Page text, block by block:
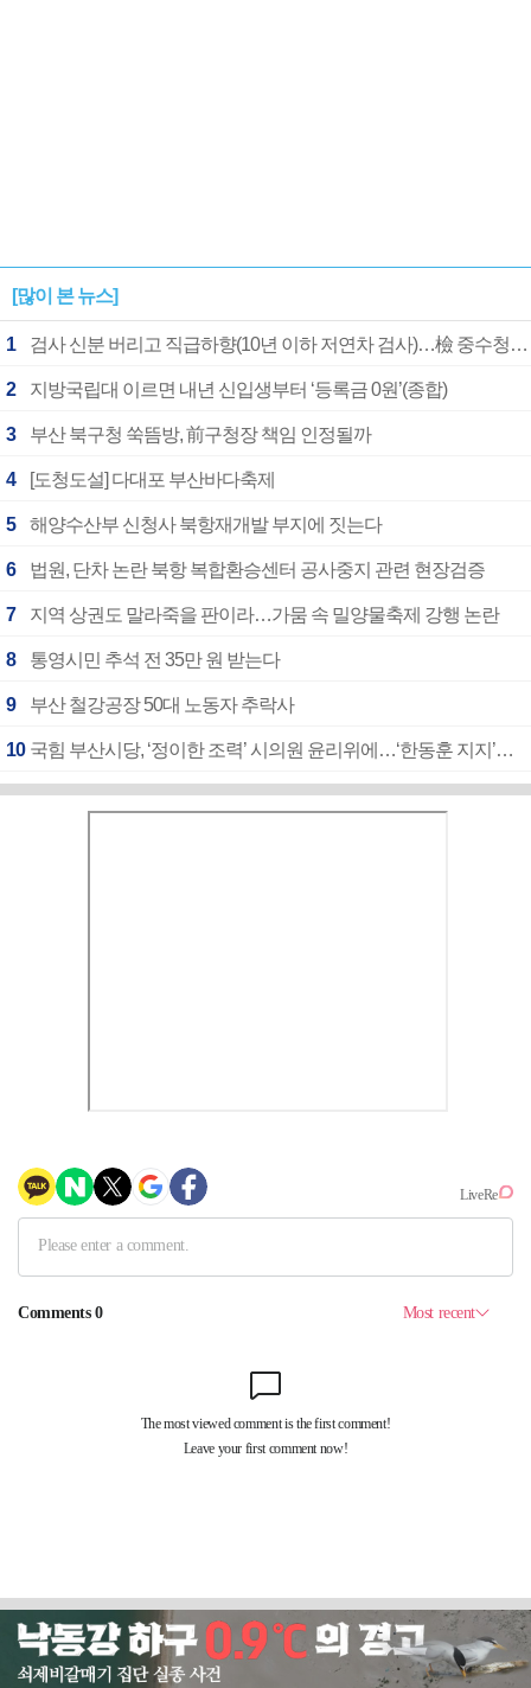
[많이 본 뉴스]
1 검사 신분 버리고 직급하향(10년 이하 저연차 검사)…檢 중수청행 기피
2 지방국립대 이르면 내년 신입생부터 ‘등록금 0원’(종합)
3 부산 북구청 쑥뜸방, 前구청장 책임 인정될까
4 [도청도설] 다대포 부산바다축제
5 해양수산부 신청사 북항재개발 부지에 짓는다
6 법원, 단차 논란 북항 복합환승센터 공사중지 관련 현장검증
7 지역 상권도 말라죽을 판이라…가뭄 속 밀양물축제 강행 논란
8 통영시민 추석 전 35만 원 받는다
9 부산 철강공장 50대 노동자 추락사
10 국힘 부산시당, ‘정이한 조력’ 시의원 윤리위에…‘한동훈 지지’도 신고접수